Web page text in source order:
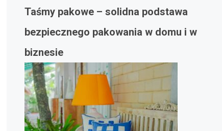
Taśmy pakowe – solidna podstawa
bezpiecznego pakowania w domu i w
biznesie